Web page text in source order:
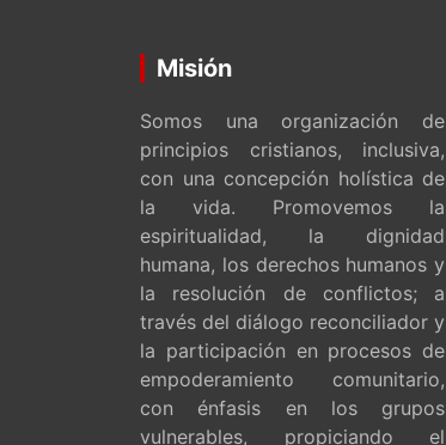
Misión
Somos una organización de
principios cristianos, inclusiva,
con una concepción holística de
la vida. Promovemos la
espiritualidad, la dignidad
humana, los derechos humanos y
la resolución de conflictos; a
través del diálogo reconciliador y
la participación en procesos de
empoderamiento comunitario,
con énfasis en los grupos
vulnerables, propiciando el